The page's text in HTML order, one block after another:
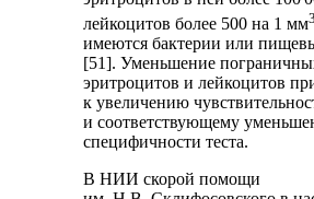
лейкоцитов более 500 на 1 мм3
имеются бактерии или
[51]. Уменьшение
эритроцитов и лейкоцитов
к увеличению
и соответствующему
специфичности теста.
В НИИ скорой помощи